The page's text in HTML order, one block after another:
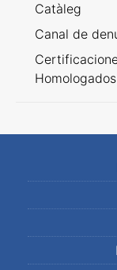
Catàleg
Canal de
Homologados